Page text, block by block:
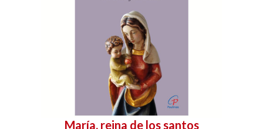
María, reina de los santos